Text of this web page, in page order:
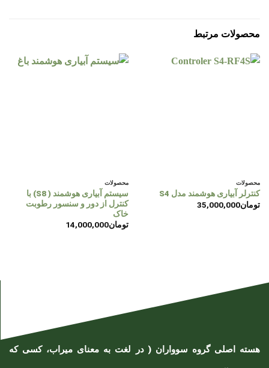
محصولات مرتبط
محصولات
کنترلر آبیاری هوشمند مدل S4
تومان35,000,000
محصولات
سیستم آبیاری هوشمند ( S8) با
کنترل از دور و سنسور رطوبت
خاک
تومان14,000,000
هسته اصلی گروه سوواران ( در لغت به معنای میراب، کسی که